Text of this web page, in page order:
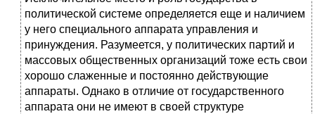
политической системе определяется еще и наличием
у него специального аппарата управления и
принуждения. Разумеется, у политических партий и
массовых общественных организаций тоже есть свои
хорошо слаженные и постоянно действующие
аппараты. Однако в отличие от государственного
аппарата они не имеют в своей структуре